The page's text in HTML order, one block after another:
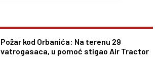
Požar kod Orbanića: Na terenu 29
vatrogasaca, u pomoć stigao Air Tractor